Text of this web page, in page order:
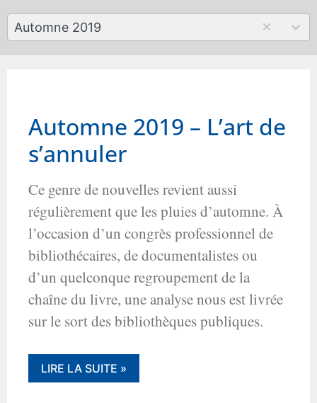
Automne 2019
50
results
Automne 2019 – L’art de
s’annuler
Ce genre de nouvelles revient aussi
régulièrement que les pluies d’automne. À
l’occasion d’un congrès professionnel de
bibliothécaires, de documentalistes ou
d’un quelconque regroupement de la
chaîne du livre, une analyse nous est livrée
sur le sort des bibliothèques publiques.
LIRE LA SUITE »